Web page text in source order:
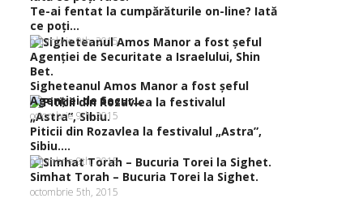
Te-ai fentat la cumpărăturile on-line? Iată
ce poţi...
octombrie 9th, 2015
Sigheteanul Amos Manor a fost şeful
Agenţiei de Secur...
octombrie 9th, 2015
Piticii din Rozavlea la festivalul „Astra”,
Sibiu....
octombrie 9th, 2015
Simhat Torah – Bucuria Torei la Sighet.
octombrie 5th, 2015